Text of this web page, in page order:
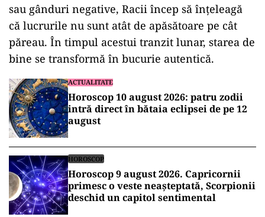
sau gânduri negative, Racii încep să înțeleagă
că lucrurile nu sunt atât de apăsătoare pe cât
păreau. În timpul acestui tranzit lunar, starea de
bine se transformă în bucurie autentică.
ACTUALITATE
Horoscop 10 august 2026: patru zodii
intră direct în bătaia eclipsei de pe 12
august
HOROSCOP
Horoscop 9 august 2026. Capricornii
primesc o veste neașteptată, Scorpionii
deschid un capitol sentimental